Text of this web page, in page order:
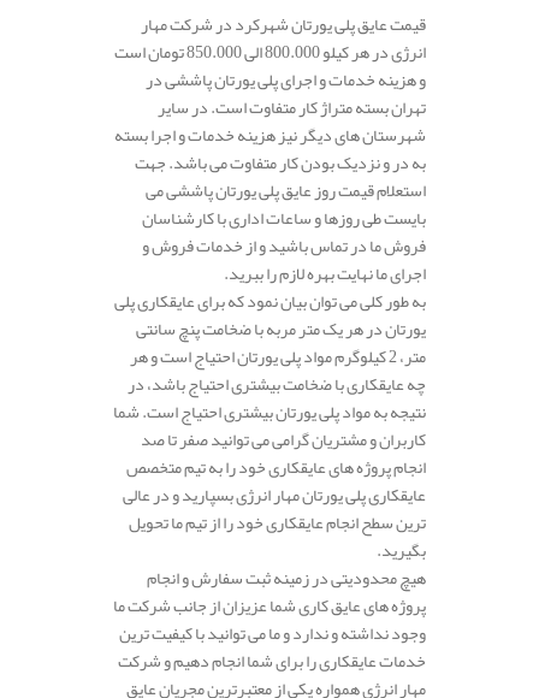
قیمت عایق پلی یورتان شهرکرد در شرکت مهار
انرژی در هر کیلو 800.000 الی 850.000 تومان است
و هزینه خدمات و اجرای پلی یورتان پاششی در
تهران بسته متراژ کار متفاوت است. در سایر
شهرستان های دیگر نیز هزینه خدمات و اجرا بسته
به در و نزدیک بودن کار متفاوت می باشد. جهت
استعلام قیمت روز عایق پلی یورتان پاششی می
بایست طی روزها و ساعات اداری با کارشناسان
فروش ما در تماس باشید و از خدمات فروش و
اجرای ما نهایت بهره لازم را ببرید.
به طور کلی می توان بیان نمود که برای عایقکاری پلی
یورتان در هر یک متر مربه با ضخامت پنچ سانتی
متر، 2 کیلوگرم مواد پلی یورتان احتیاج است و هر
چه عایقکاری با ضخامت بیشتری احتیاج باشد، در
نتیجه به مواد پلی یورتان بیشتری احتیاج است. شما
کاربران و مشتریان گرامی می توانید صفر تا صد
انجام پروژه های عایقکاری خود را به تیم متخصص
عایقکاری پلی یورتان مهار انرژی بسپارید و در عالی
ترین سطح انجام عایقکاری خود را از تیم ما تحویل
بگیرید.
هیچ محدودیتی در زمینه ثبت سفارش و انجام
پروژه های عایق کاری شما عزیزان از جانب شرکت ما
وجود نداشته و ندارد و ما می توانید با کیفیت ترین
خدمات عایقکاری را برای شما انجام دهیم و شرکت
مهار انرژی همواره یکی از معتبرترین مجریان عایق